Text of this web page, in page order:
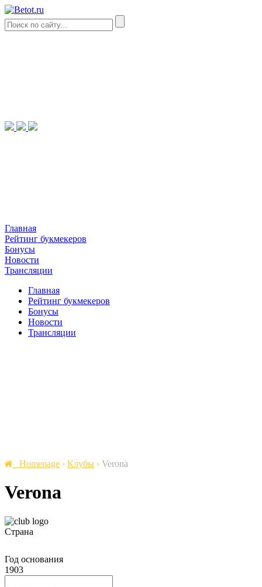
Главная
Рейтинг букмекеров
Бонусы
Новости
Трансляции
Главная
Рейтинг букмекеров
Бонусы
Новости
Трансляции
Homepage › Клубы › Verona
Verona
Страна
Год основания
1903